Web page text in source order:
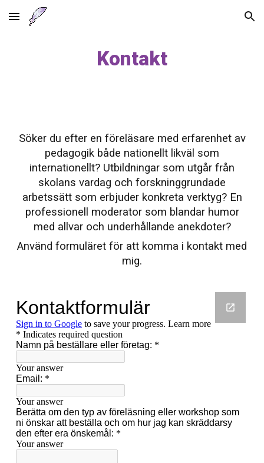
Skip to main content Skip to navigation
Kontakt
Söker du efter en föreläsare med erfarenhet av
pedagogik både nationellt likväl som
internationellt? Utbildningar som utgår från
skolans vardag och forskninggrundade
arbetssätt som erbjuder konkreta verktyg? En
professionell moderator som blandar humor
med allvar och underhållande anekdoter?
Använd formuläret för att komma i kontakt med
mig.